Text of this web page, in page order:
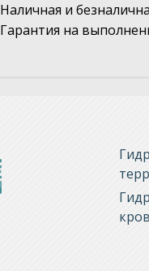
Наличная и
Гарантия на